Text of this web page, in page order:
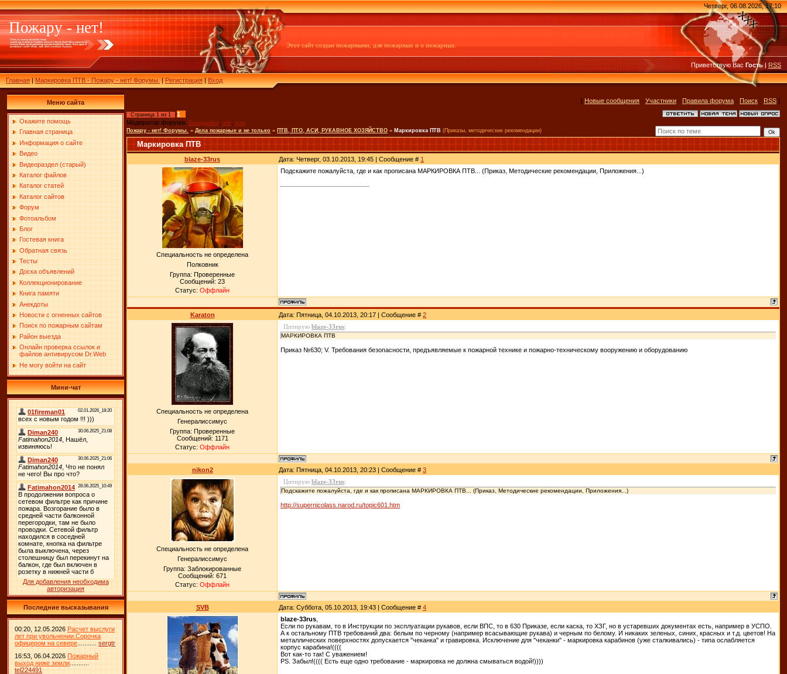
Пожару - нет!
Главная|Маркировка ПТВ - Пожару - нет! Форумы.|Регистрация|Вход
Этот сайт создан пожарными, для пожарных и о пожарных.
Четверг, 06.08.2026, 17:10
Приветствую Вас Гость|RSS
Меню сайта
Окажите помощь
Главная страница
Информация о сайте
Видео
Видеораздел (старый)
Каталог файлов
Каталог статей
Каталог сайтов
Форум
Фотоальбом
Блог
Гостевая книга
Обратная связь
Тесты
Доска объявлений
Коллекционирование
Книга памяти
Анекдоты
Новости с огненных сайтов
Поиск по пожарным сайтам
Район выезда
Онлайн проверка ссылок и
файлов антивирусом Dr.Web
Не могу войти на сайт
Мини-чат
Для добавления необходима
авторизация
Последние высказывания
00:20, 12.05.2026 Расчет выслуги
лет при увольнении.Сорочка
офицером на севере
sergtr
16:53, 06.04.2026 Пожарный
выход ниже земли
tel224491
[ Новые сообщения · Участники · Правила форума · Поиск · RSS ]
Страница 1 из 1
1
Модератор форума: Брандмайор arhi max
Пожару - нет! Форумы. » Дела пожарные и не только » ПТВ, ПТО, АСИ, РУКАВНОЕ ХОЗЯЙСТВО » Маркировка ПТВ (Приказы, методические рекомендации)
Маркировка ПТВ
blaze-33rus Дата: Четверг, 03.10.2013, 19:45 | Сообщение # 1
Специальность не определена
Полковник
Группа: Проверенные
Сообщений: 23
Статус: Оффлайн
Подскажите пожалуйста, где и как прописана МАРКИРОВКА ПТВ... (Приказ, Методические рекомендации, Приложения...)
Karaton Дата: Пятница, 04.10.2013, 20:17 | Сообщение # 2
Специальность не определена
Генералиссимус
Группа: Проверенные
Сообщений: 1171
Статус: Оффлайн
Цитирую blaze-33rus:
МАРКИРОВКА ПТВ
Приказ №630; V. Требования безопасности, предъявляемые к пожарной технике и пожарно-техническому вооружению и оборудованию
nikon2 Дата: Пятница, 04.10.2013, 20:23 | Сообщение # 3
Специальность не определена
Генералиссимус
Группа: Заблокированные
Сообщений: 671
Статус: Оффлайн
Цитирую blaze-33rus:
Подскажите пожалуйста, где и как прописана МАРКИРОВКА ПТВ... (Приказ, Методические рекомендации, Приложения...)
http://supernicolass.narod.ru/topic601.htm
SVB Дата: Суббота, 05.10.2013, 19:43 | Сообщение # 4
blaze-33rus
Если по рукавам, то в Инструкции по эксплуатации рукавов, если ВПС, то в 630 Приказе, если каска, то ХЗГ, но в устаревших документах есть, например в УСПО.
А к остальному ПТВ требований два: белым по черному (например всасывающие рукава) и черным по белому. И никаких зеленых, синих, красных и т.д. цветов! На
металлических поверхностях допускается "чеканка" и гравировка. Исключение для "чеканки" - маркировка карабинов (уже сталкивались) - типа ослабляется
корпус карабина!((((
Вот как-то так! С уважением!
PS. Забыл!(((( Есть еще одно требование - маркировка не должна смываться водой!))))